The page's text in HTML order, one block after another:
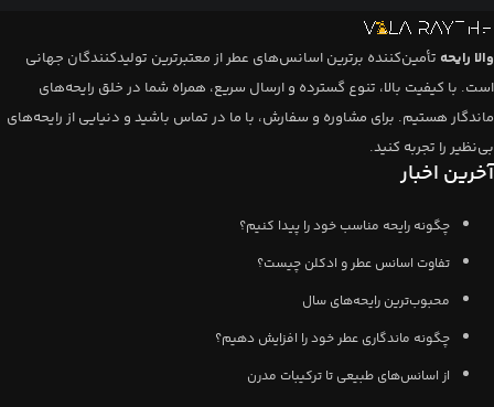
والا رایحه تأمین‌کننده برترین اسانس‌های عطر از معتبرترین تولیدکنندگان جهانی
است. با کیفیت بالا، تنوع گسترده و ارسال سریع، همراه شما در خلق رایحه‌های
ماندگار هستیم. برای مشاوره و سفارش، با ما در تماس باشید و دنیایی از رایحه‌های
بی‌نظیر را تجربه کنید.
آخرین اخبار
چگونه رایحه مناسب خود را پیدا کنیم؟
تفاوت اسانس عطر و ادکلن چیست؟
محبوب‌ترین رایحه‌های سال
چگونه ماندگاری عطر خود را افزایش دهیم؟
از اسانس‌های طبیعی تا ترکیبات مدرن